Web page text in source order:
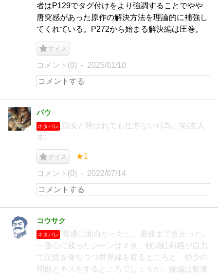
者はP129でタグ付けをより強調することでやや
唐突感があった原作の解決方法を理論的に補強し
てくれている。P272から始まる解決編は圧巻。
ナイス
コメント(0) 2025/01/10
パウ
ネタバレ
痴女と呼ばれても仕方ない行為。笑(友人
本)
ナイス ★1
コメント(0) 2022/07/14
コウサク
ネタバレ
普通に面白かったし、最後まで良かった。
一番心に残ったシーンは２点。牧瀬紅莉栖が自力
で記憶を保ちつつ世界線を渡るところと、幼少の
岡部とキスをするところでしょうか。後編は牧瀬